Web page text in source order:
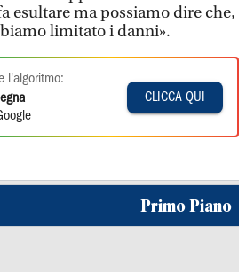
esultare ma possiamo dire che,
limitato i danni».
l'algoritmo:
CLICCA QUI
Primo Piano